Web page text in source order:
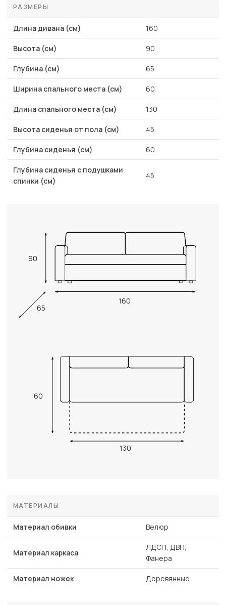
РАЗМЕРЫ
Длина дивана (см) 160
Высота (см) 90
Глубина (см) 65
Ширина спального места (см) 60
Длина спального места (см) 130
Высота сиденья от пола (см) 45
Глубина сиденья (см) 60
Глубина сиденья с подушками
спинки (см)
45
90
160
65
60
130
МАТЕРИАЛЫ
Материал обивки Велюр
Материал каркаса
ЛДСП, ДВП,
Фанера
Материал ножек Деревянные